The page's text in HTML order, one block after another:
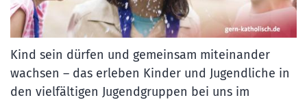
Kind sein dürfen und gemeinsam miteinander
wachsen – das erleben Kinder und Jugendliche in
den vielfältigen Jugendgruppen bei uns im